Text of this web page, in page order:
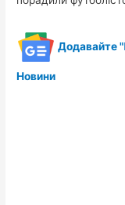
Додавайте
Новини